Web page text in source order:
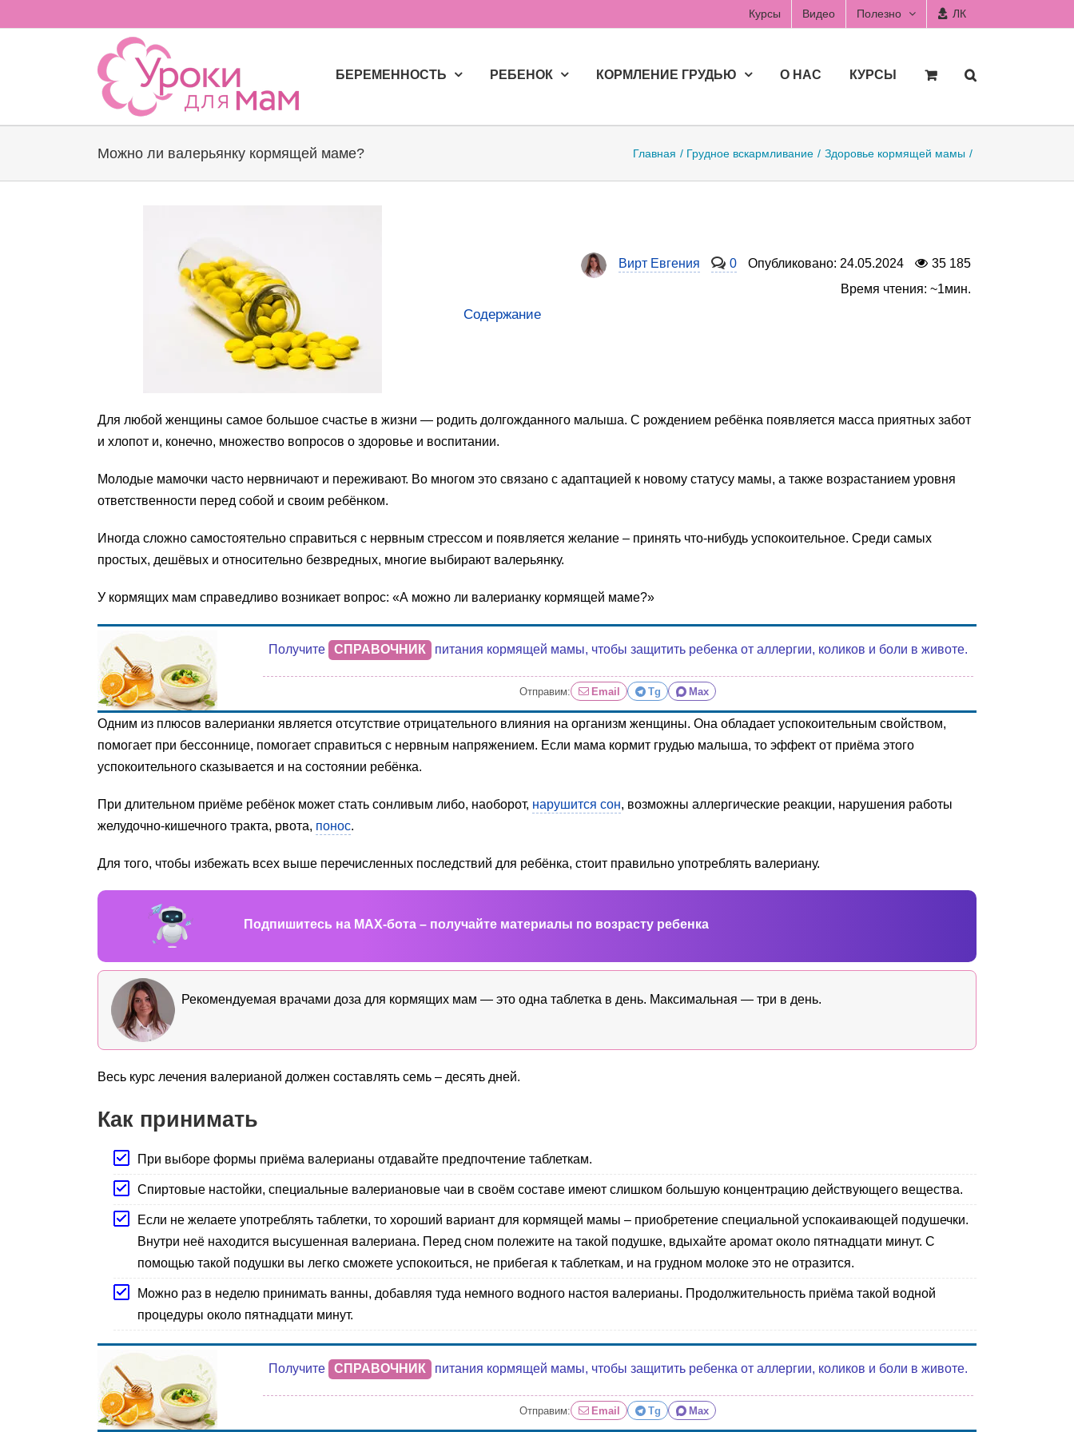
to
Курсы Видео Полезно ЛК
БЕРЕМЕННОСТЬ РЕБЕНОК КОРМЛЕНИЕ ГРУДЬЮ О НАС КУРСЫ
Можно ли валерьянку кормящей маме? Главная Грудное вскармливание Здоровье кормящей мамы
Вирт Евгения 0 Опубликовано: 24.05.2024
35 185
Время чтения: ~1мин.
Содержание
Для любой женщины самое большое счастье в жизни — родить долгожданного малыша. С рождением ребёнка появляется масса приятных забот
и хлопот и, конечно, множество вопросов о здоровье и воспитании.
Молодые мамочки часто нервничают и переживают. Во многом это связано с адаптацией к новому статусу мамы, а также возрастанием уровня
ответственности перед собой и своим ребёнком.
Иногда сложно самостоятельно справиться с нервным стрессом и появляется желание – принять что-нибудь успокоительное. Среди самых
простых, дешёвых и относительно безвредных, многие выбирают валерьянку.
У кормящих мам справедливо возникает вопрос: «А можно ли валерианку кормящей маме?»
Получите СПРАВОЧНИК питания кормящей мамы, чтобы защитить ребенка от аллергии, коликов и боли в животе.
Отправим: Email Tg Max
Одним из плюсов валерианки является отсутствие отрицательного влияния на организм женщины. Она обладает успокоительным свойством,
помогает при бессоннице, помогает справиться с нервным напряжением. Если мама кормит грудью малыша, то эффект от приёма этого
успокоительного сказывается и на состоянии ребёнка.
При длительном приёме ребёнок может стать сонливым либо, наоборот, нарушится сон, возможны аллергические реакции, нарушения работы
желудочно-кишечного тракта, рвота, понос.
Для того, чтобы избежать всех выше перечисленных последствий для ребёнка, стоит правильно употреблять валериану.
Подпишитесь на MAX-бота – получайте материалы по возрасту ребенка
Рекомендуемая врачами доза для кормящих мам — это одна таблетка в день. Максимальная — три в день.
Весь курс лечения валерианой должен составлять семь – десять дней.
Как принимать
При выборе формы приёма валерианы отдавайте предпочтение таблеткам.
Спиртовые настойки, специальные валериановые чаи в своём составе имеют слишком большую концентрацию действующего вещества.
Если не желаете употреблять таблетки, то хороший вариант для кормящей мамы – приобретение специальной успокаивающей подушечки.
Внутри неё находится высушенная валериана. Перед сном полежите на такой подушке, вдыхайте аромат около пятнадцати минут. С
помощью такой подушки вы легко сможете успокоиться, не прибегая к таблеткам, и на грудном молоке это не отразится.
Можно раз в неделю принимать ванны, добавляя туда немного водного настоя валерианы. Продолжительность приёма такой водной
процедуры около пятнадцати минут.
Получите СПРАВОЧНИК питания кормящей мамы, чтобы защитить ребенка от аллергии, коликов и боли в животе.
Отправим: Email Tg Max